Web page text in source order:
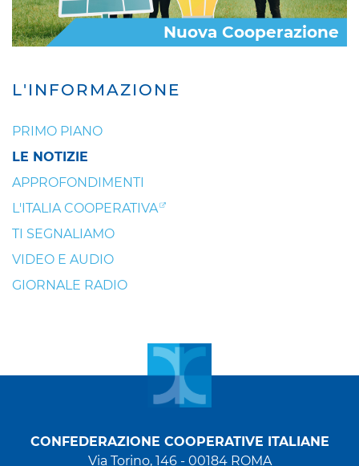
L'INFORMAZIONE
PRIMO PIANO
LE NOTIZIE
APPROFONDIMENTI
L'ITALIA COOPERATIVA
TI SEGNALIAMO
VIDEO E AUDIO
GIORNALE RADIO
Nuova Cooperazione
CONFEDERAZIONE COOPERATIVE ITALIANE
Via Torino, 146 - 00184 ROMA